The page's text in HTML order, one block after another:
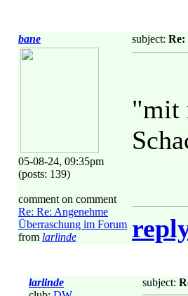
bane
05-08-24, 09:35pm
(posts: 139)
comment on comment
Re: Re: Angenehme
Überraschung im Forum
from larlinde
subject: Re:
"mit
larlinde
subject: